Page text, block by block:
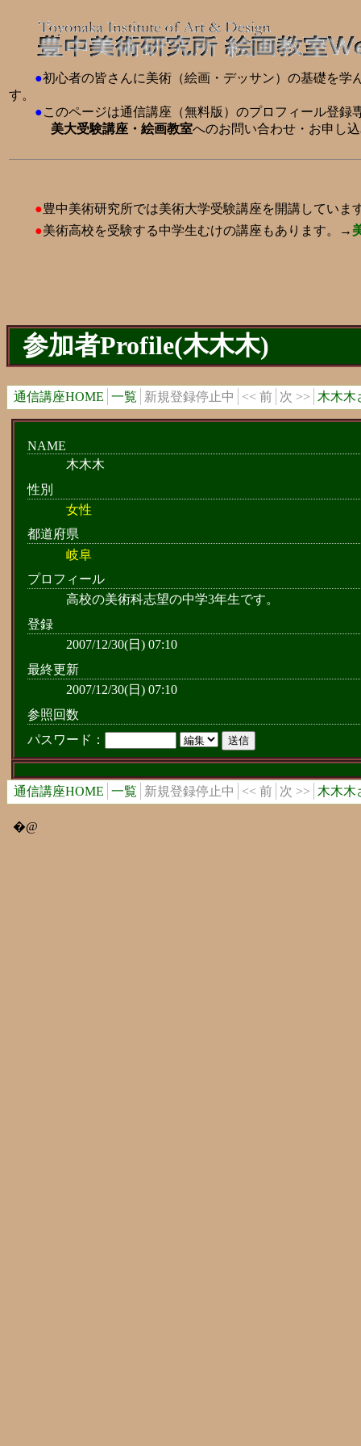
●初心者の皆さんに美術（絵画・デッサン）の基礎を
す。
●このページは通信講座（無料版）のプロフィール登録
美大受験講座・絵画教室へのお問い合わせ・お申し
●豊中美術研究所では美術大学受験講座を開講していま
●美術高校を受験する中学生むけの講座もあります。→
参加者Profile(木木木)
通信講座HOME 一覧 新規登録停止中 << 前 次 >> 木木木
NAME
木木木
性別
女性
都道府県
岐阜
プロフィール
高校の美術科志望の中学3年生です。
登録
2007/12/30(日) 07:10
最終更新
2007/12/30(日) 07:10
参照回数
パスワード：
通信講座HOME 一覧 新規登録停止中 << 前 次 >> 木木木
�@